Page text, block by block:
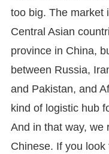
too big. The market
Central Asian
province in China,
between Russia,
and Pakistan, and
kind of logistic hub
And in that way, we
Chinese. If you